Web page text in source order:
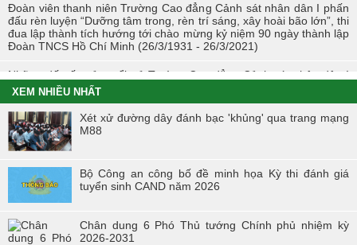
Đoàn viên thanh niên Trường Cao đẳng Cảnh sát nhân dân I phấn
đấu rèn luyện “Dưỡng tâm trong, rèn trí sáng, xây hoài bão lớn”, thi
đua lập thành tích hướng tới chào mừng kỷ niệm 90 ngày thành lập
Đoàn TNCS Hồ Chí Minh (26/3/1931 - 26/3/2021)
Những dấu ấn của tuổi trẻ Trường Cao đẳng Cảnh sát nhân dân I
trong Tháng Thanh niên 2021
Chiến dịch tình nguyện mùa đông năm 2020 và Xuân biên cương
năm 2021 trong tuổi trẻ Trường Cao đẳng Cảnh sát nhân dân I
đoàn tại Hội thi “Đoàn viên Công đoàn Tổng cục Chính trị CAND
học tập và làm theo tư tưởng, đạo đức, phong cách Hồ Chí Minh” -
khu vực phía Bắc
Hội thi “Người chiến sĩ Cảnh sát thanh lịch, tài năng” lần thứ 2 năm
2017.
XEM NHIỀU NHẤT
Xét xử đường dây đánh bạc 'khủng' qua trang mạng
M88
Bộ Công an công bố đề minh họa Kỳ thi đánh giá
tuyển sinh CAND năm 2026
Chân dung 6 Phó Thủ tướng Chính phủ nhiệm kỳ
2026-2031